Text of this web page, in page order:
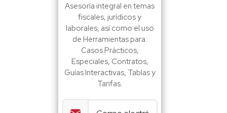
Asesoría integral en temas
fiscales, jurídicos y
laborales, así como el uso
de Herramientas para:
Casos Prácticos,
Especiales, Contratos,
Guías Interactivas, Tablas y
Tarifas.